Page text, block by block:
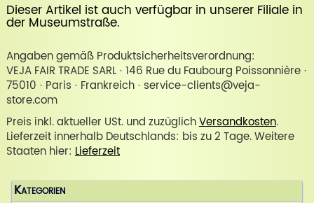
Dieser Artikel ist auch verfügbar in unserer Filiale in
der Museumstraße.
Angaben gemäß Produktsicherheitsverordnung:
VEJA FAIR TRADE SARL · 146 Rue du Faubourg Poissonnière ·
75010 · Paris · Frankreich · service-clients@veja-
store.com
Preis inkl. aktueller USt. und zuzüglichVersandkosten.
Lieferzeit innerhalb Deutschlands: bis zu 2 Tage. Weitere
Staaten hier: Lieferzeit
Kategorien